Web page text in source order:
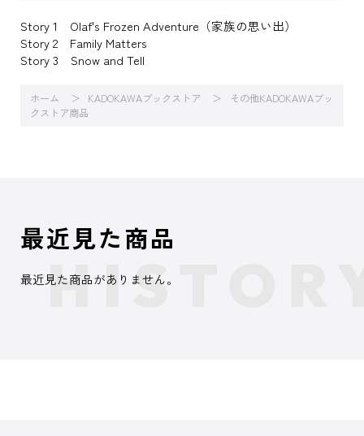
Story 1 Olaf's Frozen Adventure（家族の思い出）
Story 2 Family Matters
Story 3 Snow and Tell
ホーム KADOKAWAブックストア
その他KADOKAWAブッ
クストア商品
最近見た商品
最近見た商品がありません。